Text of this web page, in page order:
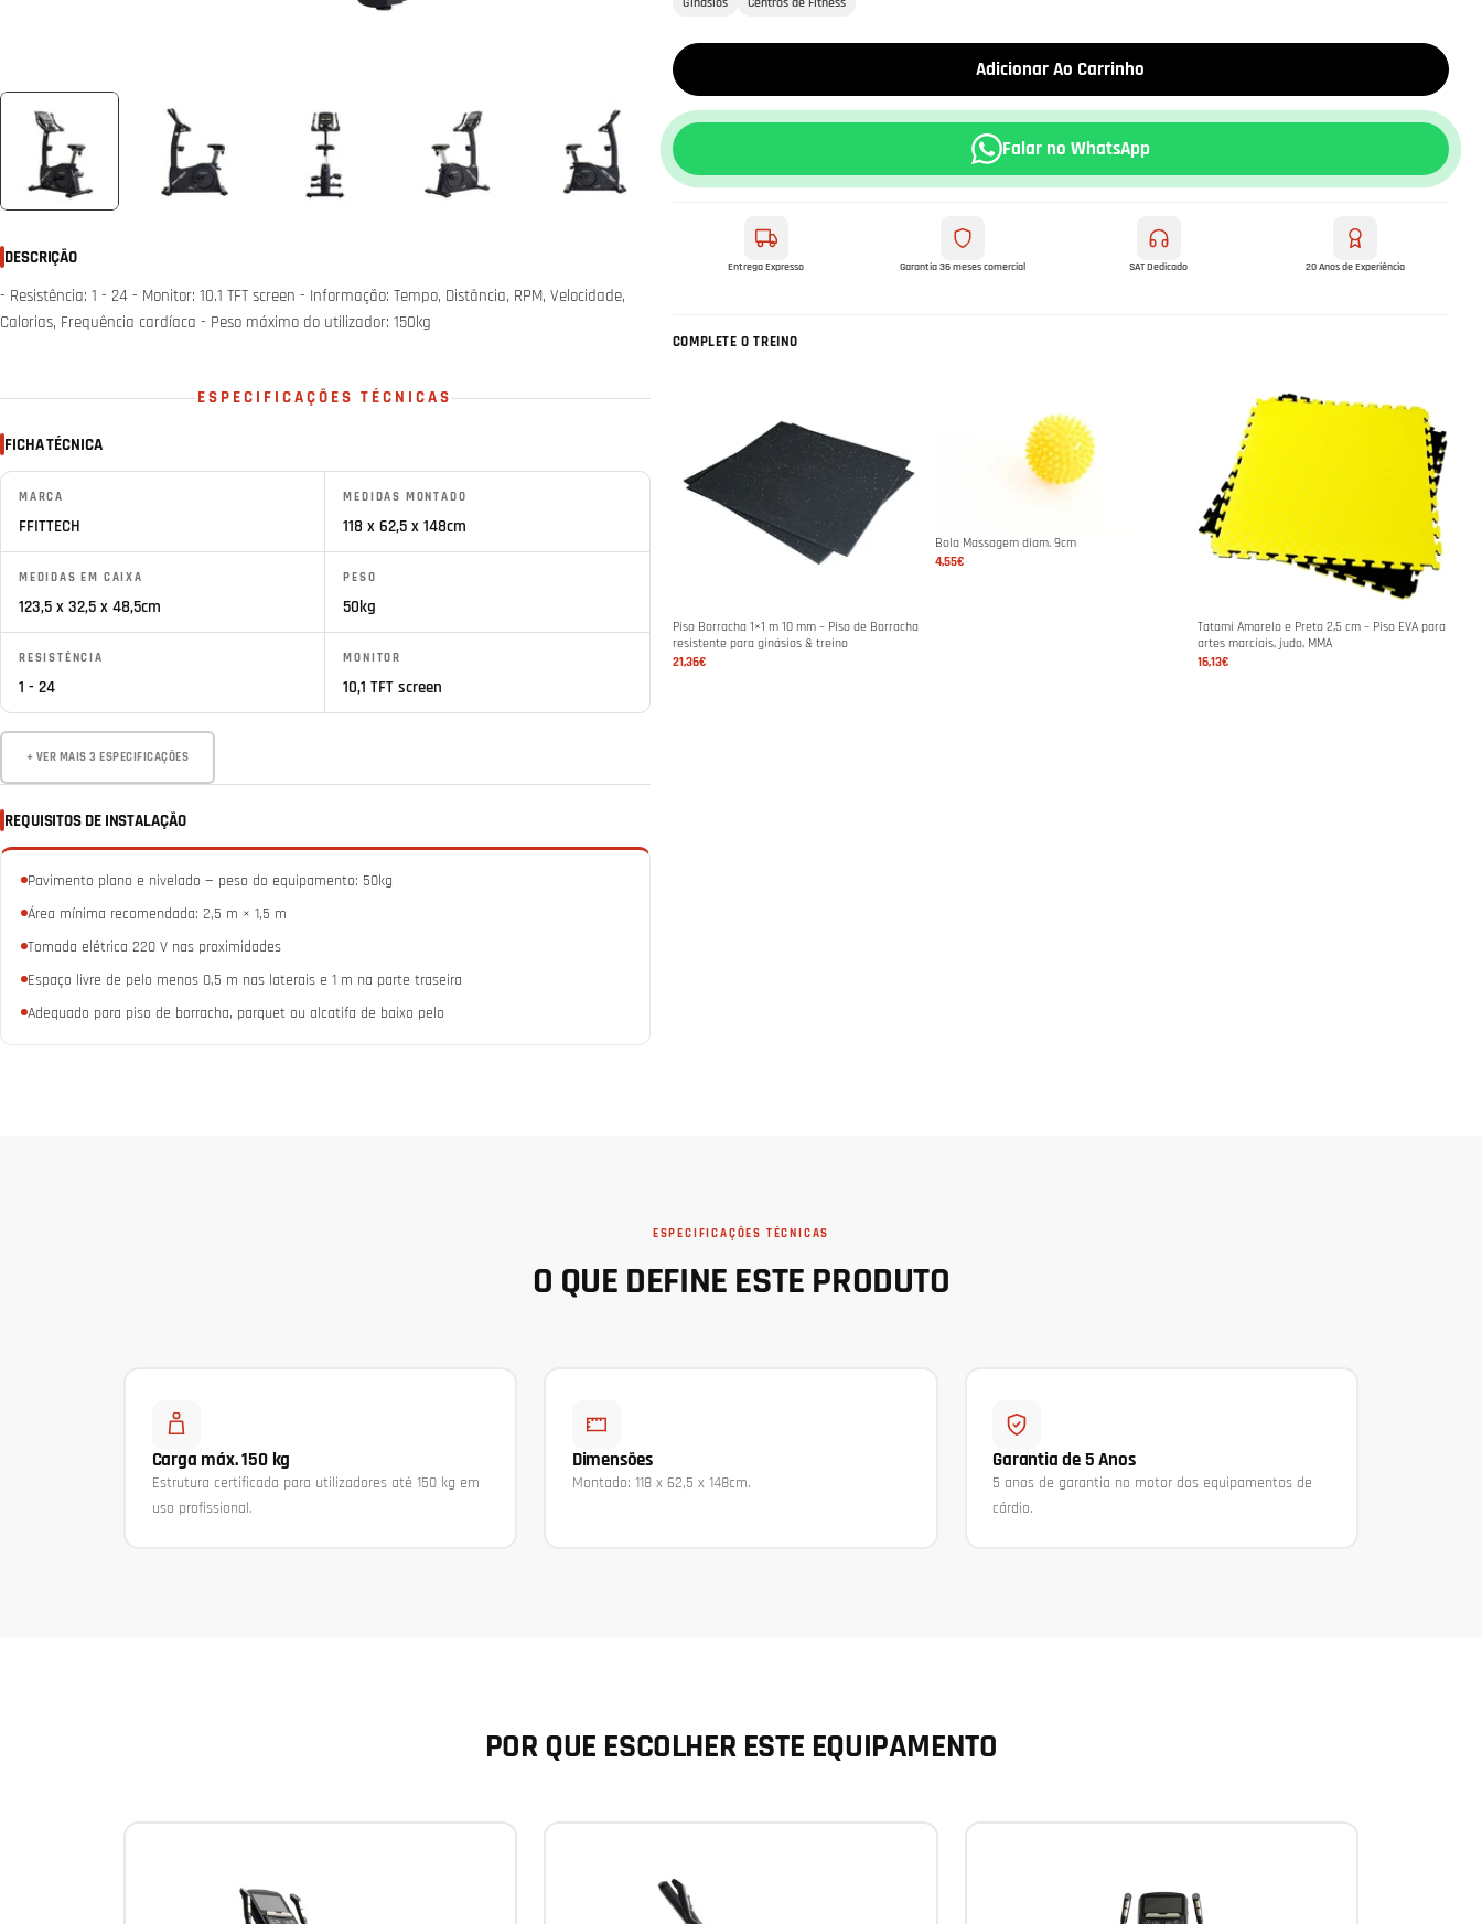
DESCRIÇÃO
- Resistência: 1 - 24 - Monitor: 10.1 TFT screen - Informação: Tempo, Distância, RPM, Velocidade,
Calorias, Frequência cardíaca - Peso máximo do utilizador: 150kg
ESPECIFICAÇÕES TÉCNICAS
FICHA TÉCNICA
MARCA
FFITTECH
MEDIDAS MONTADO
118 x 62,5 x 148cm
MEDIDAS EM CAIXA
123,5 x 32,5 x 48,5cm
PESO
50kg
RESISTÊNCIA
1 - 24
MONITOR
10,1 TFT screen
+ VER MAIS 3 ESPECIFICAÇÕES
REQUISITOS DE INSTALAÇÃO
Pavimento plano e nivelado — peso do equipamento: 50kg
Área mínima recomendada: 2,5 m × 1,5 m
Tomada elétrica 220 V nas proximidades
Espaço livre de pelo menos 0,5 m nas laterais e 1 m na parte traseira
Adequado para piso de borracha, parquet ou alcatifa de baixo pelo
Adicionar Ao Carrinho
Falar no WhatsApp
Entrega Expresso Garantia 36 meses comercial SAT Dedicado 20 Anos de Experiência
COMPLETE O TREINO
Piso Borracha 1×1 m 10 mm – Piso de Borracha
resistente para ginásios & treino
21,36€
Bola Massagem diam. 9cm
4,55€
Tatami Amarelo e Preto 2,5 cm – Piso EVA para
artes marciais, judo, MMA
16,13€
ESPECIFICAÇÕES TÉCNICAS
O QUE DEFINE ESTE PRODUTO
Carga máx. 150 kg
Estrutura certificada para utilizadores até 150 kg em
uso profissional.
Dimensões
Montado: 118 x 62,5 x 148cm.
Garantia de 5 Anos
5 anos de garantia no motor dos equipamentos de
cárdio.
POR QUE ESCOLHER ESTE EQUIPAMENTO